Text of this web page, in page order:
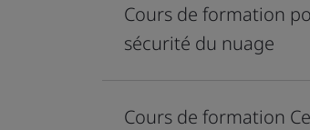
Cours de formation
sécurité du nuage
Cours de formation